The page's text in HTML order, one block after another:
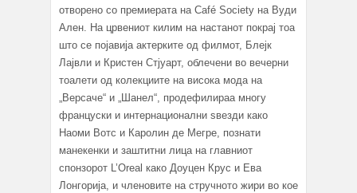
отворено со премиерата на Café Society на Вуди
Ален. На црвениот килим на настанот покрај тоа
што се појавија актерките од филмот, Блејк
Лајвли и Кристен Стјуарт, облечени во вечерни
тоалети од колекциите на висока мода на
„Версаче“ и „Шанел“, продефилираа многу
француски и интернационални ѕвезди како
Наоми Вотс и Каролин де Мегре, познати
манекенки и заштитни лица на главниот
спонзорот L’Oreal како Доуцен Крус и Ева
Лонгорија, и членовите на стручното жири во кое